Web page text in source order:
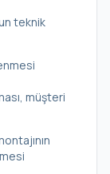
teknik
müşteri